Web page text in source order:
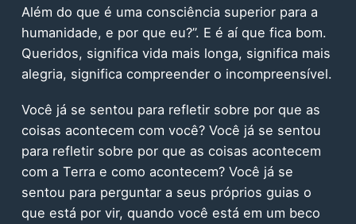
Além do que é uma consciência superior para a
humanidade, e por que eu?”. E é aí que fica bom.
Queridos, significa vida mais longa, significa mais
alegria, significa compreender o incompreensível.
Você já se sentou para refletir sobre por que as
coisas acontecem com você? Você já se sentou
para refletir sobre por que as coisas acontecem
com a Terra e como acontecem? Você já se
sentou para perguntar a seus próprios guias o
que está por vir, quando você está em um beco